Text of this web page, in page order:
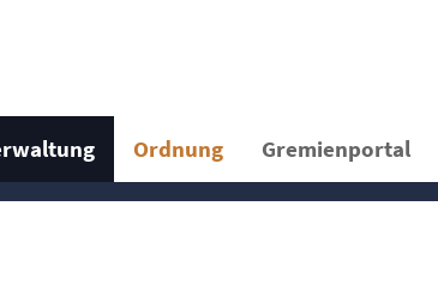
Ordnung Gremienportal